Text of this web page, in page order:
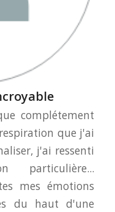
complétement
que j'ai
j'ai ressenti
particulière...
mes émotions
du haut d'une